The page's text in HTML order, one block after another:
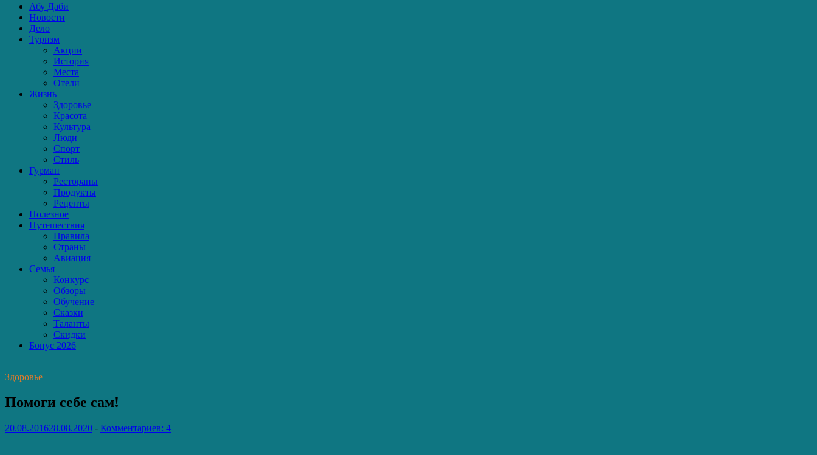
Абу Даби
Новости
Дело
Туризм
Акции
История
Места
Отели
Жизнь
Здоровье
Красота
Культура
Люди
Спорт
Стиль
Гурман
Рестораны
Продукты
Рецепты
Полезное
Путешествия
Правила
Страны
Авиация
Семья
Конкурс
Обзоры
Обучение
Сказки
Таланты
Скидки
Бонус 2026
Здоровье
Помоги себе сам!
20.08.201628.08.2020 - Комментариев: 4